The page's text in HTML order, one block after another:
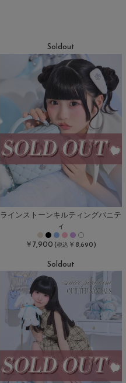
Soldout
ラインストーンキルティングバニテ
ィ
￥7,900 (税込 ￥8,690)
Soldout